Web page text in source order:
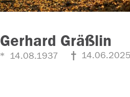
Gerhard Gräßlin
14.08.1937 14.06.2025